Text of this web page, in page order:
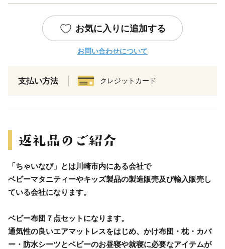
お気に入りに追加する
お問い合わせについて
支払い方法 クレジットカード
「ちゃいなび」とは川崎市内にある会社で
ベビーマタニティーやキッズ製品の製造販売及び輸入販売し
ている会社になります。
ベビー布団７点セットになります。
通気性の良いエアマットレスをはじめ、かけ布団・枕・カバ
ー・防水シーツとベビーのお昼寝や就寝に必要なアイテムが